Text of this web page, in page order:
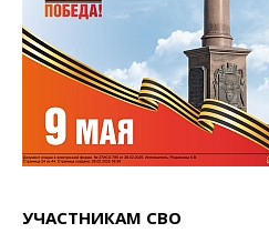
УЧАСТНИКАМ СВО